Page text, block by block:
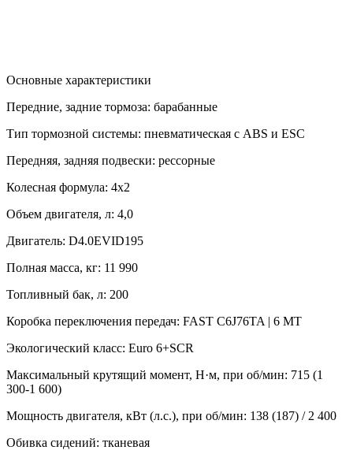
Основные характеристики
Передние, задние тормоза: барабанные
Тип тормозной системы: пневматическая с ABS и ESC
Передняя, задняя подвески: рессорные
Колесная формула: 4x2
Объем двигателя, л: 4,0
Двигатель: D4.0EVID195
Полная масса, кг: 11 990
Топливный бак, л: 200
Коробка переключения передач: FAST C6J76TA | 6 MT
Экологический класс: Euro 6+SCR
Максимальный крутящий момент, Н·м, при об/мин: 715 (1
300-1 600)
Мощность двигателя, кВт (л.с.), при об/мин: 138 (187) / 2 400
Обивка сидений: тканевая